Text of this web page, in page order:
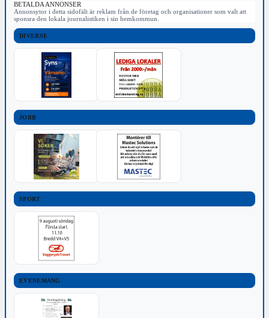
BETALDA ANNONSER
Annonsytor i detta sidofält är reklam från de företag och organisationer som valt att
sponsra den lokala journalistiken i sin hemkommun.
DIVERSE
JOBB
SPORT
EVENEMANG